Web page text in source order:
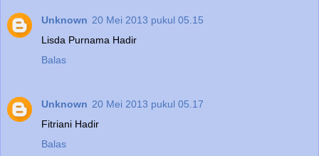
Unknown 20 Mei 2013 pukul 05.15
Lisda Purnama Hadir
Balas
Unknown 20 Mei 2013 pukul 05.17
Fitriani Hadir
Balas